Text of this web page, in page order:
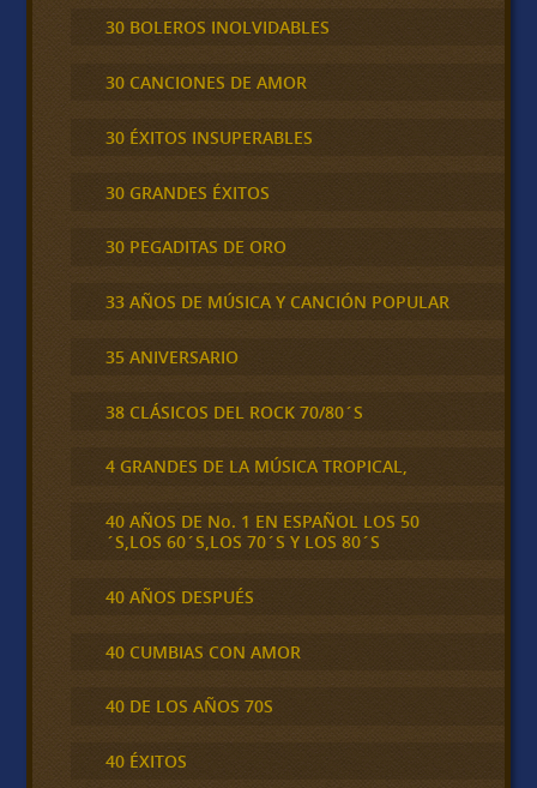
30 BOLEROS INOLVIDABLES
30 CANCIONES DE AMOR
30 ÉXITOS INSUPERABLES
30 GRANDES ÉXITOS
30 PEGADITAS DE ORO
33 AÑOS DE MÚSICA Y CANCIÓN POPULAR
35 ANIVERSARIO
38 CLÁSICOS DEL ROCK 70/80´S
4 GRANDES DE LA MÚSICA TROPICAL,
40 AÑOS DE No. 1 EN ESPAÑOL LOS 50
´S,LOS 60´S,LOS 70´S Y LOS 80´S
40 AÑOS DESPUÉS
40 CUMBIAS CON AMOR
40 DE LOS AÑOS 70S
40 ÉXITOS